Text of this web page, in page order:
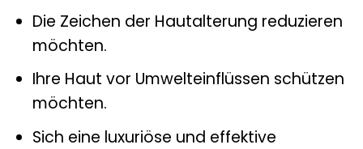
Die Zeichen der Hautalterung reduzieren
möchten.
Ihre Haut vor Umwelteinflüssen schützen
möchten.
Sich eine luxuriöse und effektive